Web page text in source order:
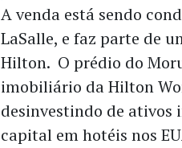
A venda está sendo
LaSalle, e faz parte de
Hilton. O prédio do
imobiliário da Hilton
desinvestindo de
capital em hotéis nos